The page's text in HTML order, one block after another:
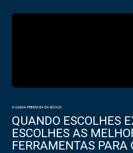
A GAMA PREMIUM DA BOSCH
QUANDO ESCOLHES
ESCOLHES AS
FERRAMENTAS PARA